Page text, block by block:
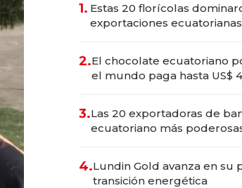
1. Estas 20 florícolas
exportaciones
2.El chocolate ecuatoriano
el mundo paga hasta US$
3.Las 20 exportadoras de
ecuatoriano más
4.Lundin Gold avanza en su
transición energética